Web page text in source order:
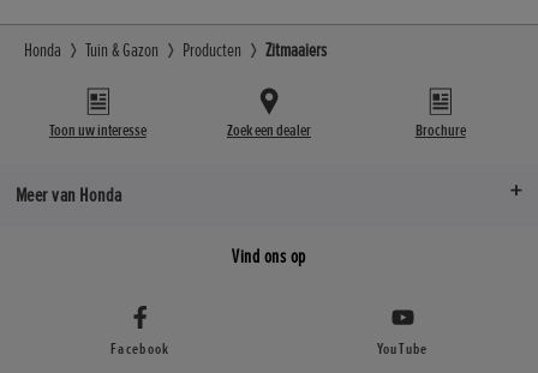
Honda Tuin & Gazon Producten Zitmaaiers
Toon uw interesse Zoek een dealer Brochure
Meer van Honda
Vind ons op
Facebook YouTube